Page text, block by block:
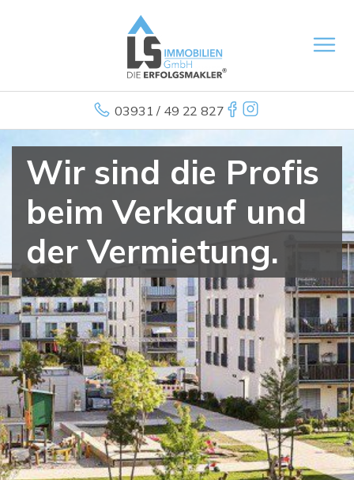
03931 / 49 22 827
Wir sind die Profis
beim Verkauf und
der Vermietung.